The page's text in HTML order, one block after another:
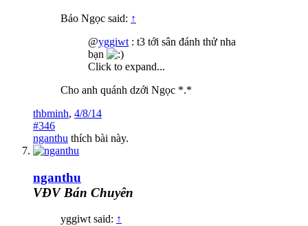
Bảo Ngọc said: ↑
@yggiwt : t3 tới sân đánh thử nha
bạn
Click to expand...
Cho anh quánh dzới Ngọc *.*
thbminh, 4/8/14
#346
nganthu thích bài này.
nganthu
VĐV Bán Chuyên
yggiwt said: ↑